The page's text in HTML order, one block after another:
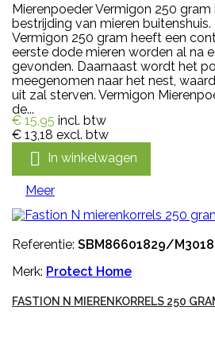
Mierenpoeder Vermigon 250
bestrijding van mieren
Vermigon 250 gram heeft een
eerste dode mieren worden al na
gevonden. Daarnaast wordt het
meegenomen naar het nest,
uit zal sterven. Vermigon
de...
€ 15,95 incl. btw
€ 13,18 excl. btw
 In winkelwagen
Meer
Referentie: SBM86601829/M3018
Merk: Protect Home
FASTION N MIERENKORRELS 250